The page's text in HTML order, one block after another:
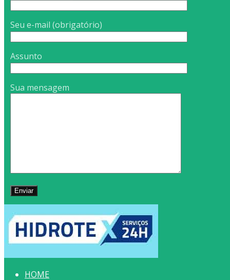
Seu e-mail (obrigatório)
Assunto
Sua mensagem
HOME